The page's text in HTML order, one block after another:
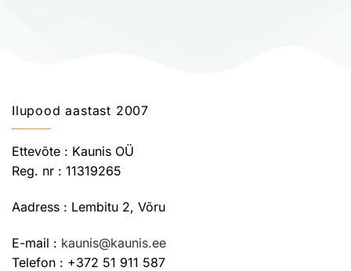
Ilupood aastast 2007
Ettevõte : Kaunis OÜ
Reg. nr : 11319265
Aadress : Lembitu 2, Võru
E-mail : kaunis@kaunis.ee
Telefon : +372 51 911 587